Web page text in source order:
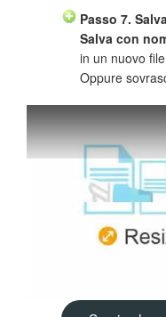
Passo 7.
Salva con
in un nuovo
Oppure